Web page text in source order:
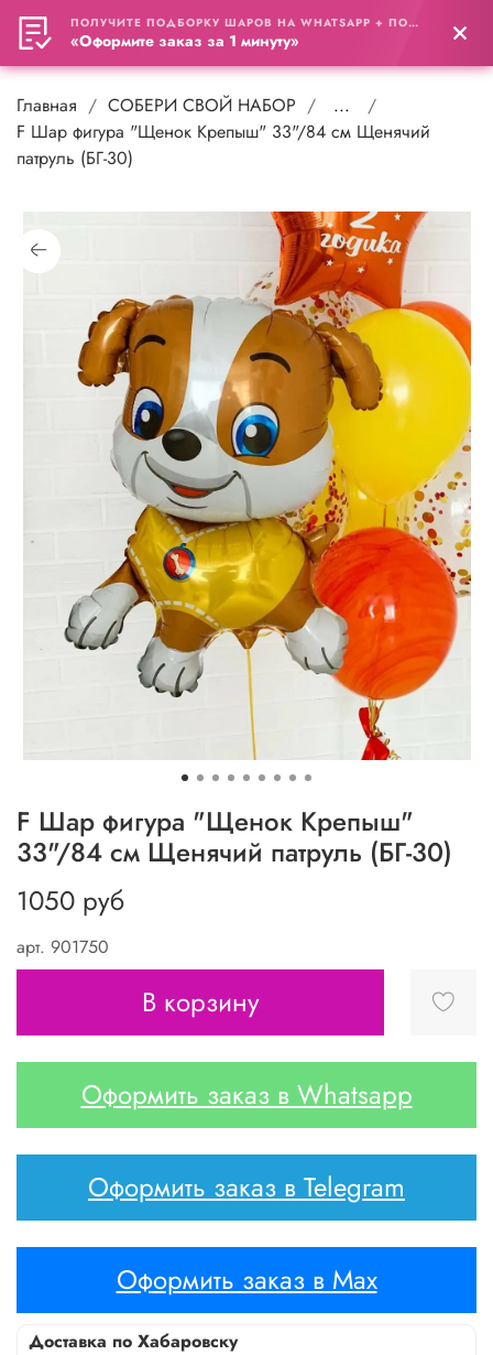
0
Главная СОБЕРИ СВОЙ НАБОР
...
F Шар фигура "Щенок Крепыш" 33"/84 см Щенячий
патруль (БГ-30)
арт. 901750
F Шар фигура "Щенок Крепыш"
33"/84 см Щенячий патруль (БГ-30)
1050 руб
В корзину
Оформить заказ в Whatsapp
Оформить заказ в Telegram
Оформить заказ в Max
Доставка по Хабаровску
ПОЛУЧИТЕ ПОДБОРКУ ШАРОВ НА WHATSAPP + ПОДАРОК
«Оформите заказ за 1 минуту»